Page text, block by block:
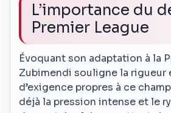
L’importance du
Premier League
Évoquant son adaptation à la
Zubimendi souligne la rigueur
d’exigence propres à ce
déjà la pression intense et le